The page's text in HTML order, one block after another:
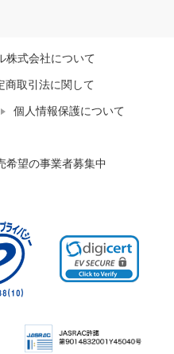
株式会社について
商取引法に関して
個人情報保護について
希望の事業者募集中